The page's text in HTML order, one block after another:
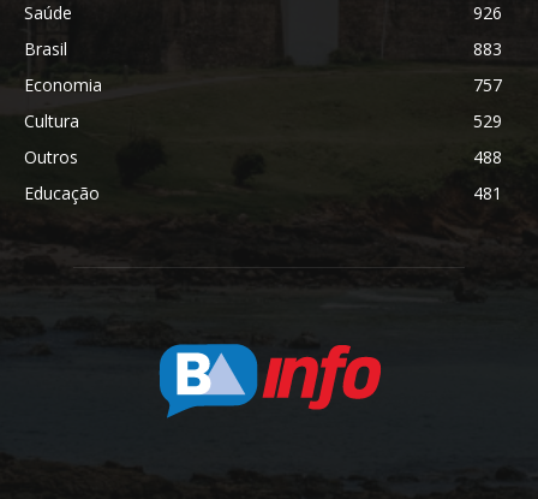
Saúde
926
Brasil
883
Economia
757
Cultura
529
Outros
488
Educação
481